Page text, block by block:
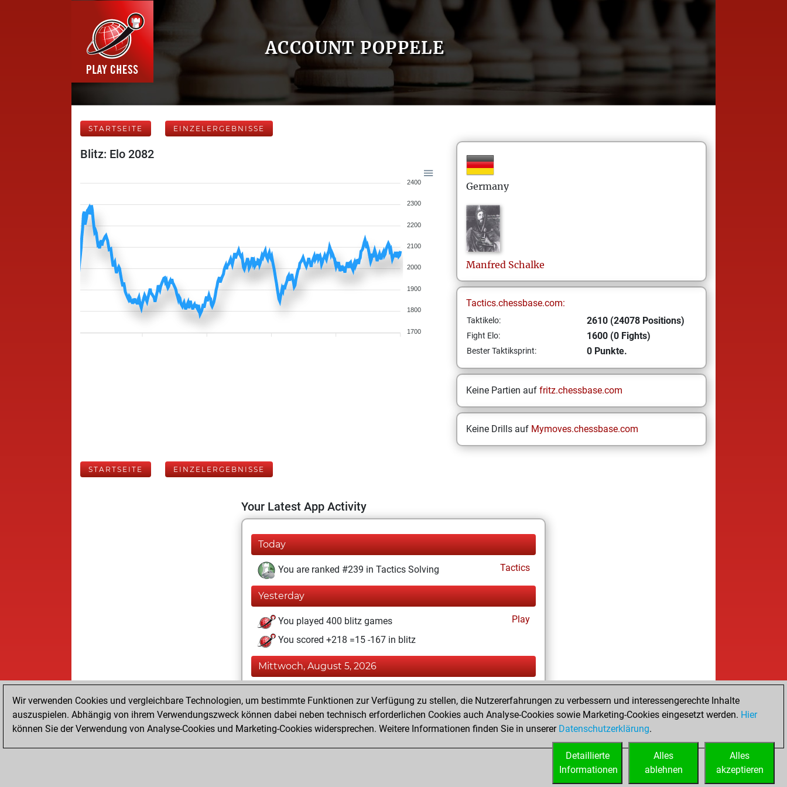
ACCOUNT POPPELE
STARTSEITE EINZELERGEBNISSE
Blitz: Elo 2082
2400
2300
2200
2100
2000
1900
1800
1700
Germany
Manfred Schalke
Tactics.chessbase.com:
Taktikelo: 2610 (24078 Positions)
Fight Elo: 1600 (0 Fights)
Bester Taktiksprint: 0 Punkte.
Keine Partien auf fritz.chessbase.com
Keine Drills auf Mymoves.chessbase.com
STARTSEITE EINZELERGEBNISSE
Your Latest App Activity
Today
You are ranked #239 in Tactics Solving Tactics
Yesterday
You played 400 blitz games
Play
You scored +218 =15 -167 in blitz
Mittwoch, August 5, 2026
You solved 19269 tactics positions
You achieved an Elo of 2609 in tactics positions
Wir verwenden Cookies und vergleichbare Technologien, um bestimmte Funktionen zur Verfügung zu stellen, die Nutzererfahrungen zu verbessern und interessengerechte Inhalte
auszuspielen. Abhängig von ihrem Verwendungszweck können dabei neben technisch erforderlichen Cookies auch Analyse-Cookies sowie Marketing-Cookies eingesetzt werden. Hier
können Sie der Verwendung von Analyse-Cookies und Marketing-Cookies widersprechen. Weitere Informationen finden Sie in unserer Datenschutzerklärung.
Alles
akzeptieren
Alles
ablehnen
Detaillierte
Informationen